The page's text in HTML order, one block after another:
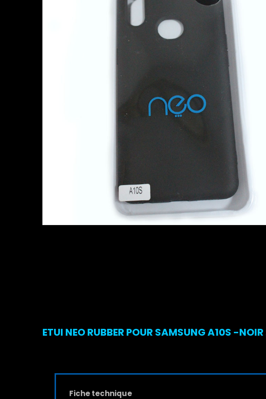
ETUI NEO RUBBER POUR SAMSUNG A10S -
Fiche technique